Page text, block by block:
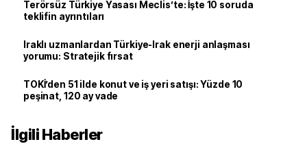
Terörsüz Türkiye Yasası Meclis’te: İşte 10 soruda
teklifin ayrıntıları
Iraklı uzmanlardan Türkiye-Irak enerji anlaşması
yorumu: Stratejik fırsat
TOKİ’den 51 ilde konut ve iş yeri satışı: Yüzde 10
peşinat, 120 ay vade
İlgili Haberler